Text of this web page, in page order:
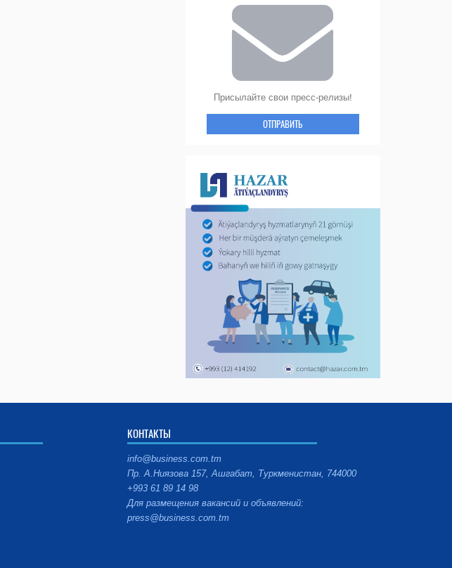
Присылайте свои пресс-релизы!
ОТПРАВИТЬ
КОНТАКТЫ
info@business.com.tm
Пр. А.Ниязова 157, Ашгабат, Туркменистан, 744000
+993 61 89 14 98
Для размещения вакансий и объявлений:
press@business.com.tm